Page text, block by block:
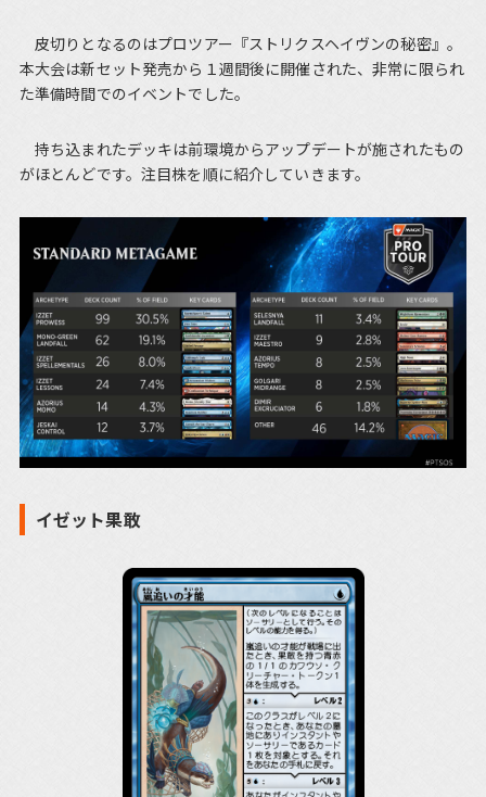
皮切りとなるのはプロツアー『ストリクスヘイヴンの秘密』。
本大会は新セット発売から１週間後に開催された、非常に限られ
た準備時間でのイベントでした。
持ち込まれたデッキは前環境からアップデートが施されたもの
がほとんどです。注目株を順に紹介していきます。
イゼット果敢